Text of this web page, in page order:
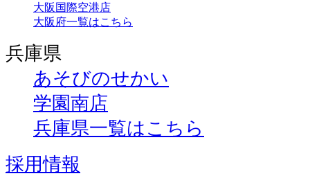
大阪国際空港店
大阪府一覧はこちら
兵庫県
あそびのせかい
学園南店
兵庫県一覧はこちら
採用情報